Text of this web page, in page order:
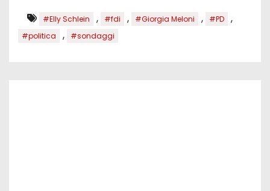
#Elly Schlein , #fdi , #Giorgia Meloni , #PD ,
#politica , #sondaggi